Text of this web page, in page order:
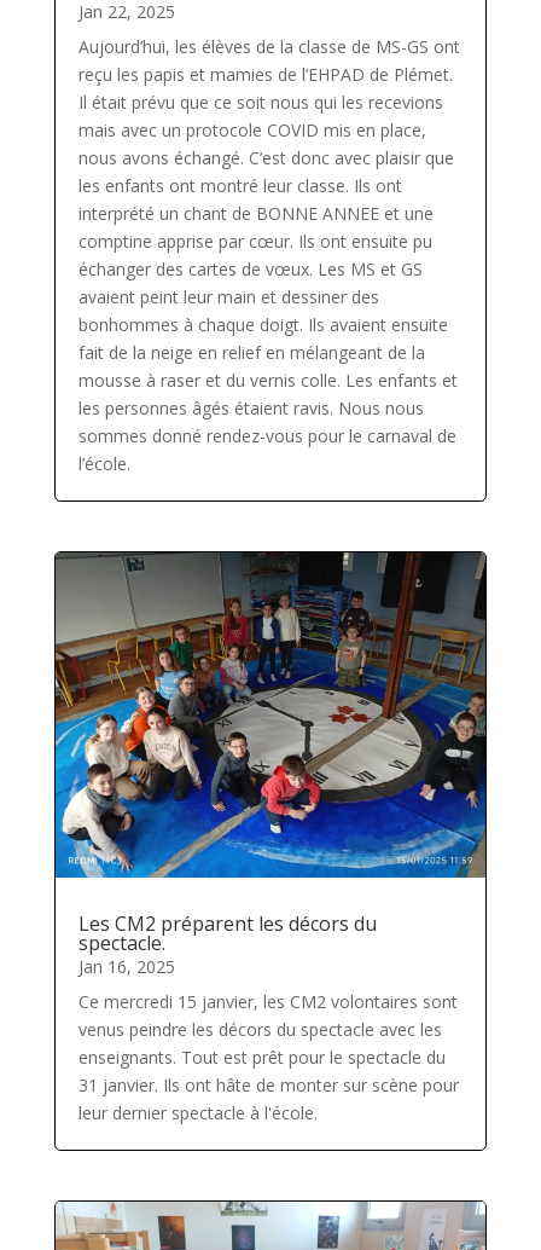
Jan 22, 2025
Aujourd’hui, les élèves de la classe de MS-GS ont
reçu les papis et mamies de l’EHPAD de Plémet.
Il était prévu que ce soit nous qui les recevions
mais avec un protocole COVID mis en place,
nous avons échangé. C’est donc avec plaisir que
les enfants ont montré leur classe. Ils ont
interprété un chant de BONNE ANNEE et une
comptine apprise par cœur. Ils ont ensuite pu
échanger des cartes de vœux. Les MS et GS
avaient peint leur main et dessiner des
bonhommes à chaque doigt. Ils avaient ensuite
fait de la neige en relief en mélangeant de la
mousse à raser et du vernis colle. Les enfants et
les personnes âgés étaient ravis. Nous nous
sommes donné rendez-vous pour le carnaval de
l’école.
Les CM2 préparent les décors du
spectacle.
Jan 16, 2025
Ce mercredi 15 janvier, les CM2 volontaires sont
venus peindre les décors du spectacle avec les
enseignants. Tout est prêt pour le spectacle du
31 janvier. Ils ont hâte de monter sur scène pour
leur dernier spectacle à l'école.